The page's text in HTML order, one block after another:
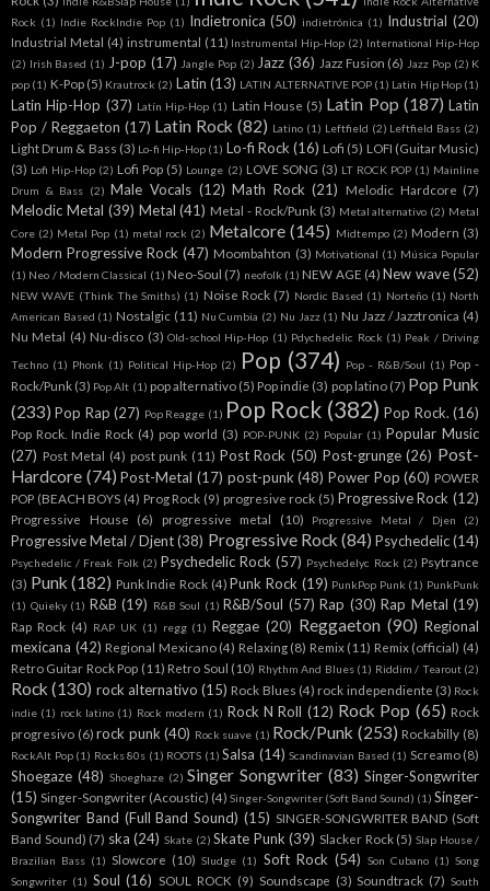
Rock (1) Indie RockIndie Pop (1) Indietronica (50) indietrónica (1) Industrial (20)
Industrial Metal (4) instrumental (11) Instrumental Hip-Hop (2) International Hip-Hop
(2) Irish Based (1) J-pop (17) Jangle Pop (2) Jazz (36) Jazz Fusion (6) Jazz Pop (2) K
pop (1) K-Pop (5) Krautrock (2) Latin (13) LATIN ALTERNATIVE POP (1) Latin Hip Hop (1)
Latin Hip-Hop (37) Latín Hip-Hop (1) Latin House (5) Latin Pop (187) Latin
Pop / Reggaeton (17) Latin Rock (82) Latino (1) Leftfield (2) Leftfield Bass (2)
Light Drum & Bass (3) Lo-fi Hip-Hop (1) Lo-fi Rock (16) Lofi (5) LOFI (Guitar Music)
(3) Lofi Hip-Hop (2) Lofi Pop (5) Lounge (2) LOVE SONG (3) LT ROCK POP (1) Mainline
Drum & Bass (2) Male Vocals (12) Math Rock (21) Melodic Hardcore (7)
Melodic Metal (39) Metal (41) Metal - Rock/Punk (3) Metal alternativo (2) Metal
Core (2) Metal Pop (1) metal rock (2) Metalcore (145) Midtempo (2) Modern (3)
Modern Progressive Rock (47) Moombahton (3) Motivational (1) Música Popular
(1) Neo / Modern Classical (1) Neo-Soul (7) neofolk (1) NEW AGE (4) New wave (52)
NEW WAVE (Think The Smiths) (1) Noise Rock (7) Nordic Based (1) Norteño (1) North
American Based (1) Nostalgic (11) Nu Cumbia (2) Nu Jazz (1) Nu Jazz / Jazztronica (4)
Nu Metal (4) Nu-disco (3) Old-school Hip-Hop (1) Pdychedelic Rock (1) Peak / Driving
Techno (1) Phonk (1) Political Hip-Hop (2) Pop (374) Pop - R&B/Soul (1) Pop -
Rock/Punk (3) Pop Alt (1) pop alternativo (5) Pop indie (3) pop latino (7) Pop Punk
(233) Pop Rap (27) Pop Reagge (1) Pop Rock (382) Pop Rock. (16)
Pop Rock. Indie Rock (4) pop world (3) POP-PUNK (2) Popular (1) Popular Music
(27) Post Metal (4) post punk (11) Post Rock (50) Post-grunge (26) Post-
Hardcore (74) Post-Metal (17) post-punk (48) Power Pop (60) POWER
POP (BEACH BOYS (4) Prog Rock (9) progresive rock (5) Progressive Rock (12)
Progressive House (6) progressive metal (10) Progressive Metal / Djen (2)
Progressive Metal / Djent (38) Progressive Rock (84) Psychedelic(14)
Psychedelic / Freak Folk (2) Psychedelic Rock (57) Psychedelyc Rock (2) Psytrance
(3) Punk (182) Punk Indie Rock (4) Punk Rock (19) PunkPop Punk (1) PunkPunk
(1) Quieky (1) R&B (19) R&B Soul (1) R&B/Soul (57) Rap (30) Rap Metal (19)
Rap Rock (4) RAP UK (1) regg (1) Reggae (20) Reggaeton (90) Regional
mexicana (42) Regional Mexicano (4) Relaxing (8) Remix (11) Remix (official) (4)
Retro Guitar Rock Pop (11) Retro Soul (10) Rhythm And Blues (1) Riddim / Tearout (2)
Rock (130) rock alternativo (15) Rock Blues (4) rock independiente (3) Rock
indie (1) rock latino (1) Rock modern (1) Rock N Roll (12) Rock Pop (65) Rock
progresivo (6) rock punk (40) Rock suave (1) Rock/Punk (253) Rockabilly (8)
RockAlt Pop (1) Rocks 80s (1) ROOTS (1) Salsa (14) Scandinavian Based (1) Screamo (8)
Shoegaze (48) Shoeghaze (2) Singer Songwriter (83) Singer-Songwriter
(15) Singer-Songwriter (Acoustic) (4) Singer-Songwriter (Soft Band Sound) (1) Singer-
Songwriter Band (Full Band Sound) (15) SINGER-SONGWRITER BAND (Soft
Band Sound) (7) ska (24) Skate (2) Skate Punk (39) Slacker Rock (5) Slap House /
Brazilian Bass (1) Slowcore (10) Sludge (1) Soft Rock (54) Son Cubano (1) Song
Songwriter (1) Soul (16) SOUL ROCK (9) Soundscape (3) Soundtrack (7) South